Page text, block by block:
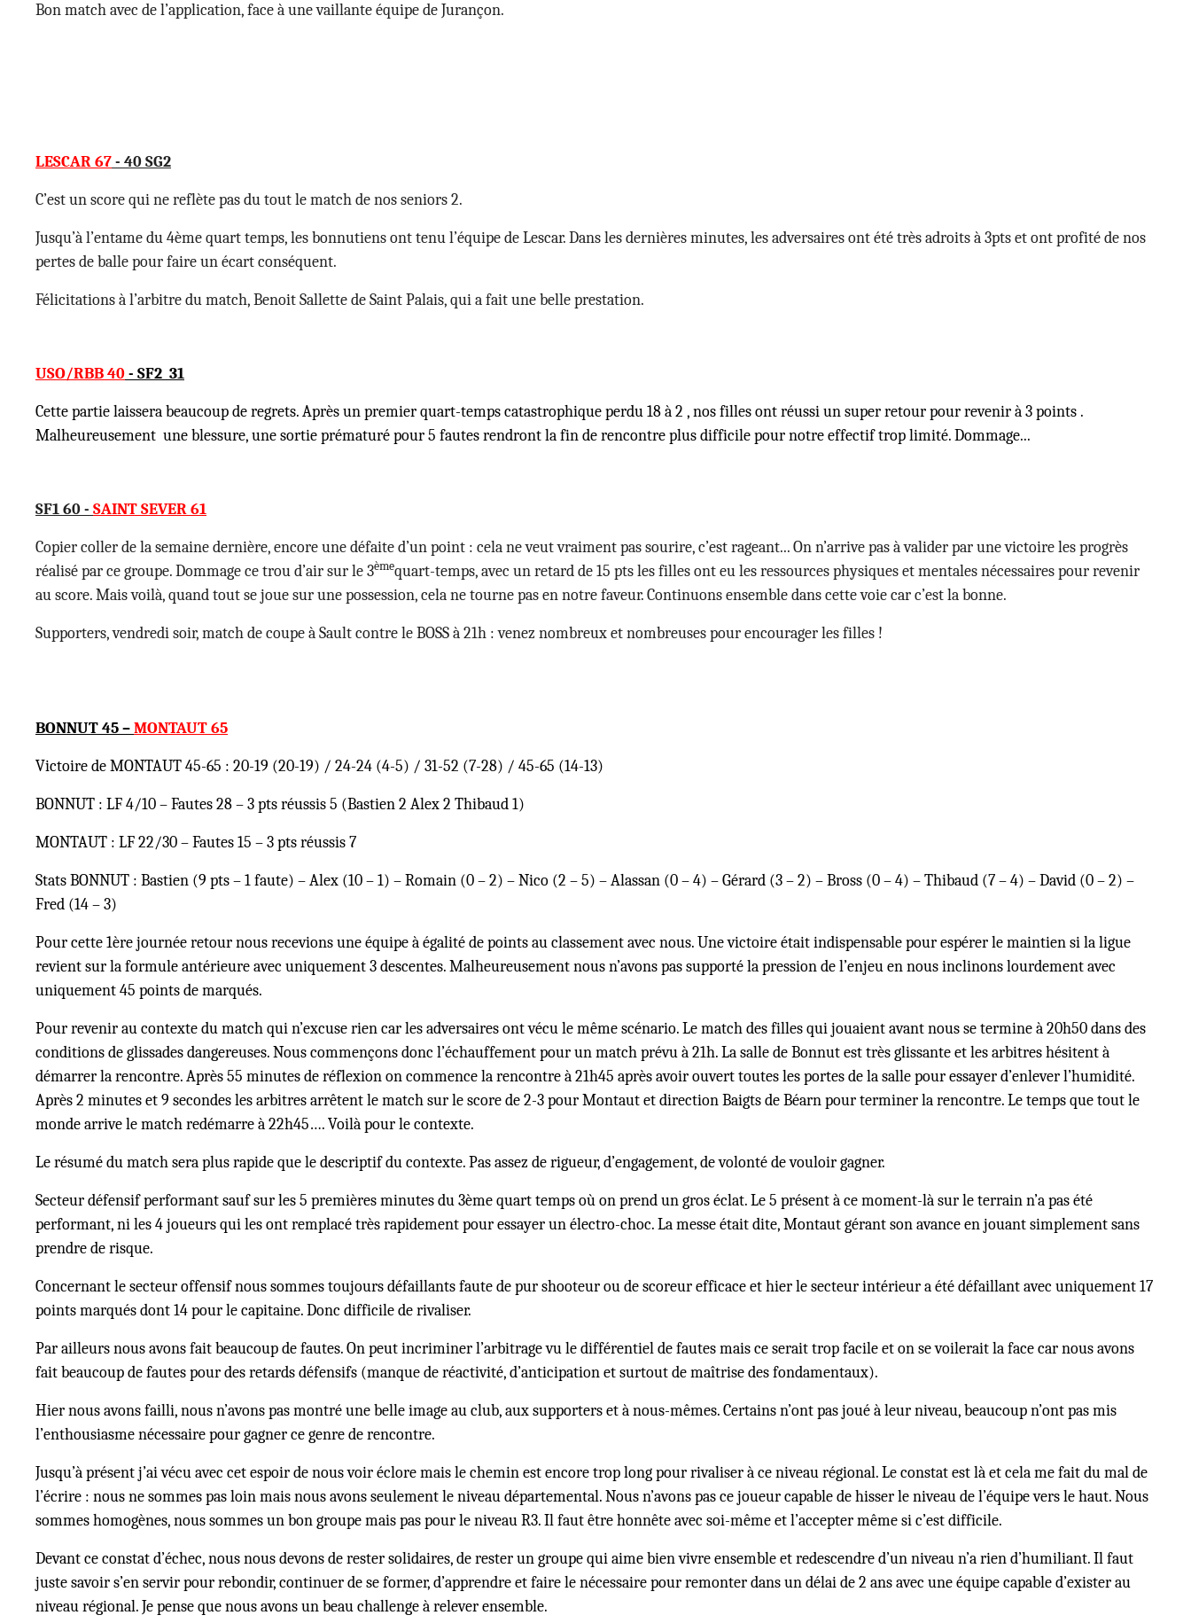
Bon match avec de l’application, face à une vaillante équipe de Jurançon.
LESCAR 67- 40 SG2
C’est un score qui ne reflète pas du tout le match de nos seniors 2.
Jusqu’à l’entame du 4ème quart temps, les bonnutiens ont tenu l’équipe de Lescar. Dans les dernières minutes, les adversaires ont été très adroits à 3pts et ont profité de nos
pertes de balle pour faire un écart conséquent.
Félicitations à l’arbitre du match, Benoit Sallette de Saint Palais, qui a fait une belle prestation.
USO/RBB 40- SF2 31
Cette partie laissera beaucoup de regrets. Après un premier quart-temps catastrophique perdu 18 à 2 , nos filles ont réussi un super retour pour revenir à 3 points .
Malheureusement une blessure, une sortie prématuré pour 5 fautes rendront la fin de rencontre plus difficile pour notre effectif trop limité. Dommage...
SF1 60 - SAINT SEVER 61
Copier coller de la semaine dernière, encore une défaite d’un point : cela ne veut vraiment pas sourire, c’est rageant... On n’arrive pas à valider par une victoire les progrès
réalisé par ce groupe. Dommage ce trou d’air sur le 3èmequart-temps, avec un retard de 15 pts les filles ont eu les ressources physiques et mentales nécessaires pour revenir
au score. Mais voilà, quand tout se joue sur une possession, cela ne tourne pas en notre faveur. Continuons ensemble dans cette voie car c’est la bonne.
Supporters, vendredi soir, match de coupe à Sault contre le BOSS à 21h : venez nombreux et nombreuses pour encourager les filles !
BONNUT 45 –MONTAUT 65
Victoire de MONTAUT 45-65 : 20-19 (20-19) / 24-24 (4-5) / 31-52 (7-28) / 45-65 (14-13)
BONNUT : LF 4/10 – Fautes 28 – 3 pts réussis 5 (Bastien 2 Alex 2 Thibaud 1)
MONTAUT : LF 22/30 – Fautes 15 – 3 pts réussis 7
Stats BONNUT : Bastien (9 pts – 1 faute) – Alex (10 – 1) – Romain (0 – 2) – Nico (2 – 5) – Alassan (0 – 4) – Gérard (3 – 2) – Bross (0 – 4) – Thibaud (7 – 4) – David (0 – 2) –
Fred (14 – 3)
Pour cette 1ère journée retour nous recevions une équipe à égalité de points au classement avec nous. Une victoire était indispensable pour espérer le maintien si la ligue
revient sur la formule antérieure avec uniquement 3 descentes. Malheureusement nous n’avons pas supporté la pression de l’enjeu en nous inclinons lourdement avec
uniquement 45 points de marqués.
Pour revenir au contexte du match qui n’excuse rien car les adversaires ont vécu le même scénario. Le match des filles qui jouaient avant nous se termine à 20h50 dans des
conditions de glissades dangereuses. Nous commençons donc l’échauffement pour un match prévu à 21h. La salle de Bonnut est très glissante et les arbitres hésitent à
démarrer la rencontre. Après 55 minutes de réflexion on commence la rencontre à 21h45 après avoir ouvert toutes les portes de la salle pour essayer d’enlever l’humidité.
Après 2 minutes et 9 secondes les arbitres arrêtent le match sur le score de 2-3 pour Montaut et direction Baigts de Béarn pour terminer la rencontre. Le temps que tout le
monde arrive le match redémarre à 22h45…. Voilà pour le contexte.
Le résumé du match sera plus rapide que le descriptif du contexte. Pas assez de rigueur, d’engagement, de volonté de vouloir gagner.
Secteur défensif performant sauf sur les 5 premières minutes du 3ème quart temps où on prend un gros éclat. Le 5 présent à ce moment-là sur le terrain n’a pas été
performant, ni les 4 joueurs qui les ont remplacé très rapidement pour essayer un électro-choc. La messe était dite, Montaut gérant son avance en jouant simplement sans
prendre de risque.
Concernant le secteur offensif nous sommes toujours défaillants faute de pur shooteur ou de scoreur efficace et hier le secteur intérieur a été défaillant avec uniquement 17
points marqués dont 14 pour le capitaine. Donc difficile de rivaliser.
Par ailleurs nous avons fait beaucoup de fautes. On peut incriminer l’arbitrage vu le différentiel de fautes mais ce serait trop facile et on se voilerait la face car nous avons
fait beaucoup de fautes pour des retards défensifs (manque de réactivité, d’anticipation et surtout de maîtrise des fondamentaux).
Hier nous avons failli, nous n’avons pas montré une belle image au club, aux supporters et à nous-mêmes. Certains n’ont pas joué à leur niveau, beaucoup n’ont pas mis
l’enthousiasme nécessaire pour gagner ce genre de rencontre.
Jusqu’à présent j’ai vécu avec cet espoir de nous voir éclore mais le chemin est encore trop long pour rivaliser à ce niveau régional. Le constat est là et cela me fait du mal de
l’écrire : nous ne sommes pas loin mais nous avons seulement le niveau départemental. Nous n’avons pas ce joueur capable de hisser le niveau de l’équipe vers le haut. Nous
sommes homogènes, nous sommes un bon groupe mais pas pour le niveau R3. Il faut être honnête avec soi-même et l’accepter même si c’est difficile.
Devant ce constat d’échec, nous nous devons de rester solidaires, de rester un groupe qui aime bien vivre ensemble et redescendre d’un niveau n’a rien d’humiliant. Il faut
juste savoir s’en servir pour rebondir, continuer de se former, d’apprendre et faire le nécessaire pour remonter dans un délai de 2 ans avec une équipe capable d’exister au
niveau régional. Je pense que nous avons un beau challenge à relever ensemble.